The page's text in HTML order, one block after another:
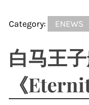
Category: ENEWS
白马王
《